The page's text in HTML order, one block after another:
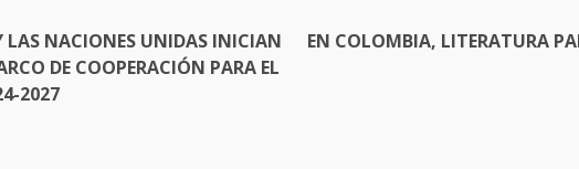
LAS NACIONES UNIDAS INICIAN
DE COOPERACIÓN PARA EL
2027
EN COLOMBIA, LITERATURA